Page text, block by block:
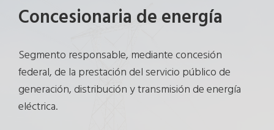
Concesionaria de energía
Segmento responsable, mediante concesión
federal, de la prestación del servicio público de
generación, distribución y transmisión de energía
eléctrica.